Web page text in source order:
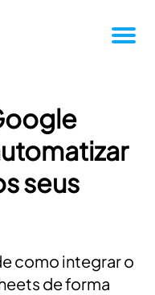
seus
como integrar o
de forma